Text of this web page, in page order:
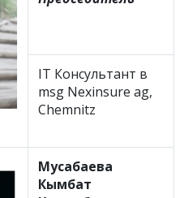
IT Консультант в
msg Nexinsure ag,
Chemnitz
Мусабаева
Кымбат